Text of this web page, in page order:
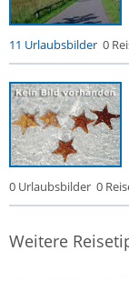
11 Urlaubsbilder 0
0 Urlaubsbilder 0
Weitere